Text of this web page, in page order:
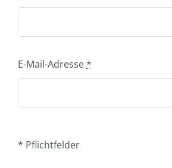
E-Mail-Adresse*
* Pflichtfelder